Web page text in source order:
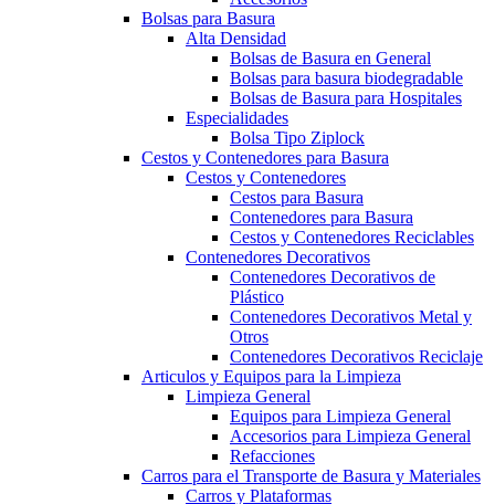
Bolsas para Basura
Alta Densidad
Bolsas de Basura en General
Bolsas para basura biodegradable
Bolsas de Basura para Hospitales
Especialidades
Bolsa Tipo Ziplock
Cestos y Contenedores para Basura
Cestos y Contenedores
Cestos para Basura
Contenedores para Basura
Cestos y Contenedores Reciclables
Contenedores Decorativos
Contenedores Decorativos de
Plástico
Contenedores Decorativos Metal y
Otros
Contenedores Decorativos Reciclaje
Articulos y Equipos para la Limpieza
Limpieza General
Equipos para Limpieza General
Accesorios para Limpieza General
Refacciones
Carros para el Transporte de Basura y Materiales
Carros y Plataformas